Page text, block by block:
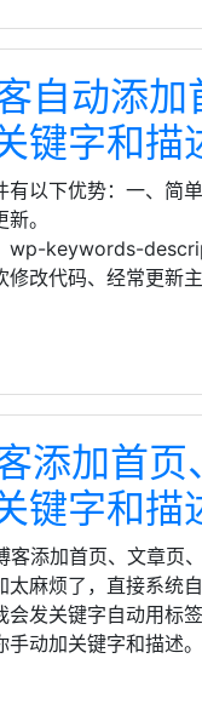
自动添加
键字和描
有以下优势：一、简
。
wp-keywords-
修改代码、经常更新
添加首页
键字和描
客添加首页、文章页
太麻烦了，直接系统
会发关键字自动用标
动加关键字和描述。